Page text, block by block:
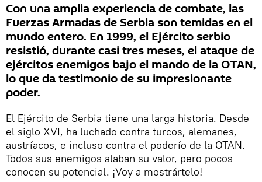
Con una amplia experiencia de combate, las
Fuerzas Armadas de Serbia son temidas en el
mundo entero. En 1999, el Ejército serbio
resistió, durante casi tres meses, el ataque de
ejércitos enemigos bajo el mando de la OTAN,
lo que da testimonio de su impresionante
poder.
El Ejército de Serbia tiene una larga historia. Desde
el siglo XVI, ha luchado contra turcos, alemanes,
austríacos, e incluso contra el poderío de la OTAN.
Todos sus enemigos alaban su valor, pero pocos
conocen su potencial. ¡Voy a mostrártelo!